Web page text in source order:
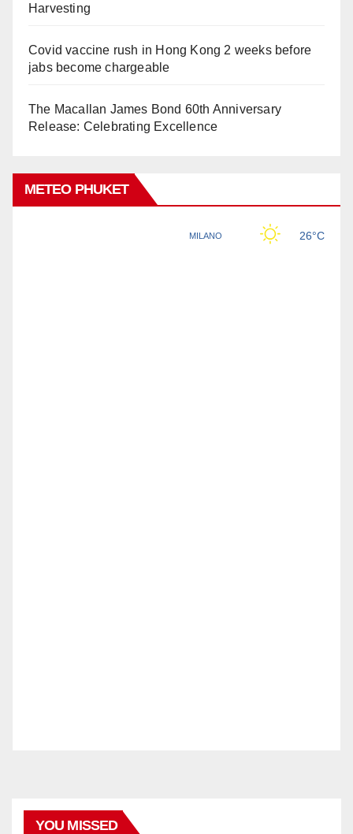
Harvesting
Covid vaccine rush in Hong Kong 2 weeks before
jabs become chargeable
The Macallan James Bond 60th Anniversary
Release: Celebrating Excellence
METEO PHUKET
YOU MISSED